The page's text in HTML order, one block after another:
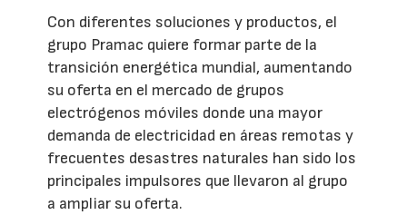
Con diferentes soluciones y productos, el
grupo Pramac quiere formar parte de la
transición energética mundial, aumentando
su oferta en el mercado de grupos
electrógenos móviles donde una mayor
demanda de electricidad en áreas remotas y
frecuentes desastres naturales han sido los
principales impulsores que llevaron al grupo
a ampliar su oferta.